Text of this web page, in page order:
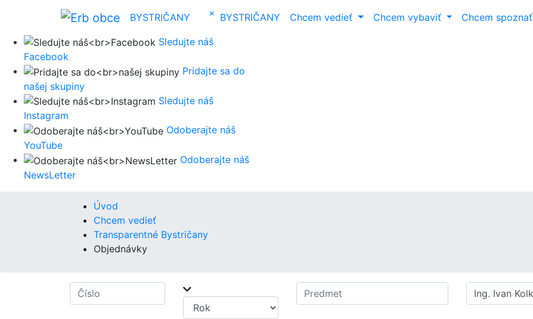
BYSTRIČANY × BYSTRIČANY Chcem vedieť Chcem vybaviť Chcem spoznať
Sledujte náš
Facebook
Pridajte sa do
našej skupiny
Sledujte náš
Instagram
Odoberajte náš
YouTube
Odoberajte náš
NewsLetter
Úvod
Chcem vedieť
Transparentné Bystričany
Objednávky